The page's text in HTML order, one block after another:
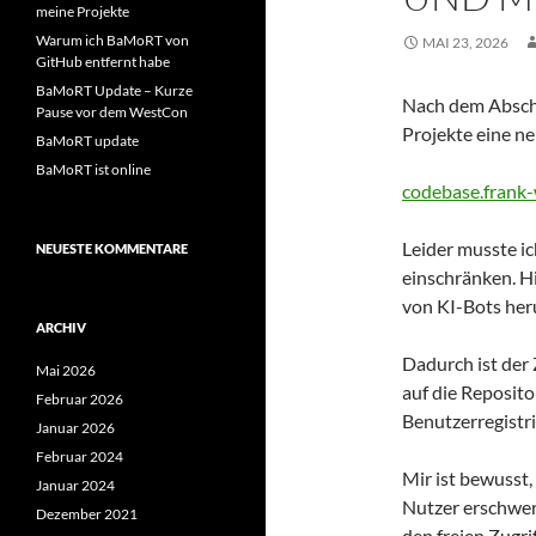
MAI 23, 2026
Nach dem
Projekte eine
Leider musste
einschränken.
von KI-Bots
Dadurch ist der
auf die
Mir ist bewusst,
Nutzer
meine Projekte
Warum ich BaMoRT von
GitHub entfernt habe
BaMoRT Update – Kurze
Pause vor dem WestCon
BaMoRT update
BaMoRT ist online
NEUESTE KOMMENTARE
ARCHIV
Mai 2026
Februar 2026
Januar 2026
Februar 2024
Januar 2024
Dezember 2021